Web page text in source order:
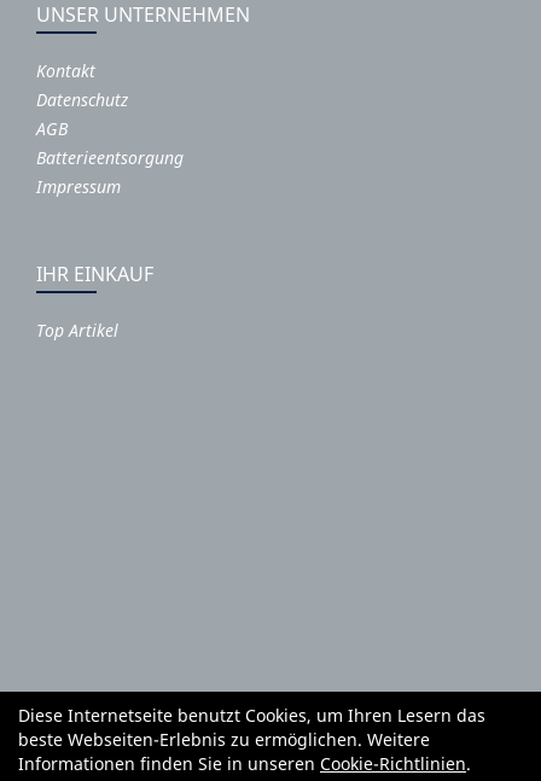
UNSER UNTERNEHMEN
Kontakt
Datenschutz
AGB
Batterieentsorgung
Impressum
IHR EINKAUF
Top Artikel
Autoteile und Zubehör E-Roller
Fahrräder
Fahrradzubehör
Fahrradteile Bekleidung
Mietgeräte
Diese Internetseite benutzt Cookies, um Ihren Lesern das
beste Webseiten-Erlebnis zu ermöglichen. Weitere
Informationen finden Sie in unseren Cookie-Richtlinien.